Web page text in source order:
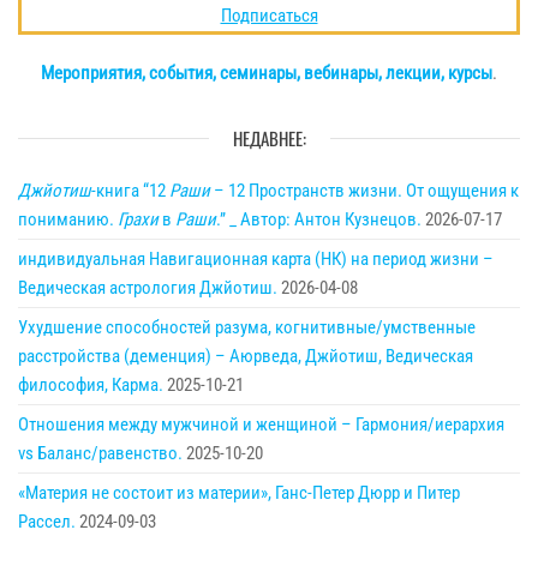
Подписаться
Мероприятия, события, семинары, вебинары, лекции, курсы.
НЕДАВНЕЕ:
Джйотиш-книга “12 Раши– 12 Пространств жизни. От ощущения к
пониманию. Грахив Раши.” _ Автор: Антон Кузнецов. 2026-07-17
индивидуальная Навигационная карта (НК) на период жизни –
Ведическая астрология Джйотиш. 2026-04-08
Ухудшение способностей разума, когнитивные/умственные
расстройства (деменция) – Аюрведа, Джйотиш, Ведическая
философия, Карма. 2025-10-21
Отношения между мужчиной и женщиной – Гармония/иерархия
vs Баланс/равенство. 2025-10-20
«Материя не состоит из материи», Ганс-Петер Дюрр и Питер
Рассел. 2024-09-03